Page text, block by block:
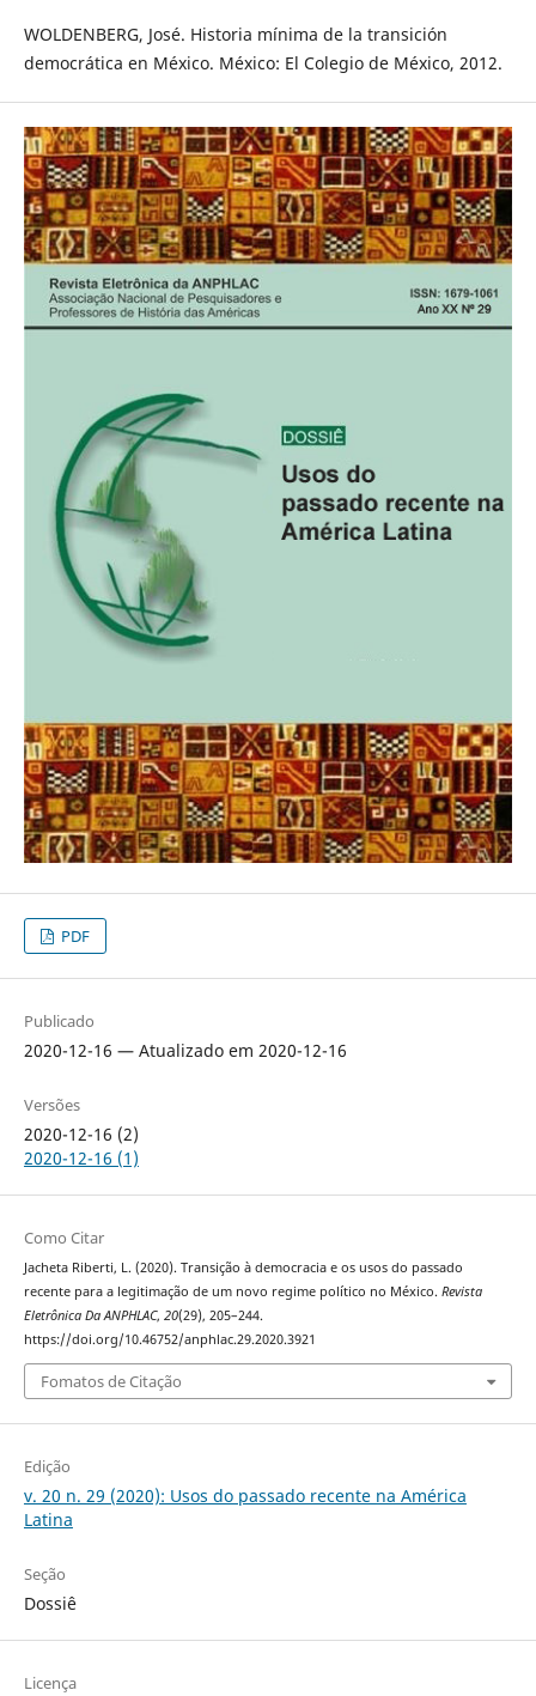
WOLDENBERG, José. Historia mínima de la transición
democrática en México. México: El Colegio de México, 2012.
PDF
Publicado
2020-12-16 — Atualizado em 2020-12-16
Versões
2020-12-16 (2)
2020-12-16 (1)
Como Citar
Jacheta Riberti, L. (2020). Transição à democracia e os usos do passado
recente para a legitimação de um novo regime político no México. Revista
Eletrônica Da ANPHLAC, 20(29), 205–244.
https://doi.org/10.46752/anphlac.29.2020.3921
Fomatos de Citação
Edição
v. 20 n. 29 (2020): Usos do passado recente na América
Latina
Seção
Dossiê
Licença